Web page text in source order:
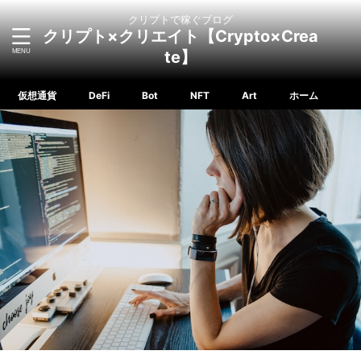
クリプトで稼ぐブログ
クリプト×クリエイト【Crypto×Crea
te】
仮想通貨 DeFi Bot NFT Art ホーム